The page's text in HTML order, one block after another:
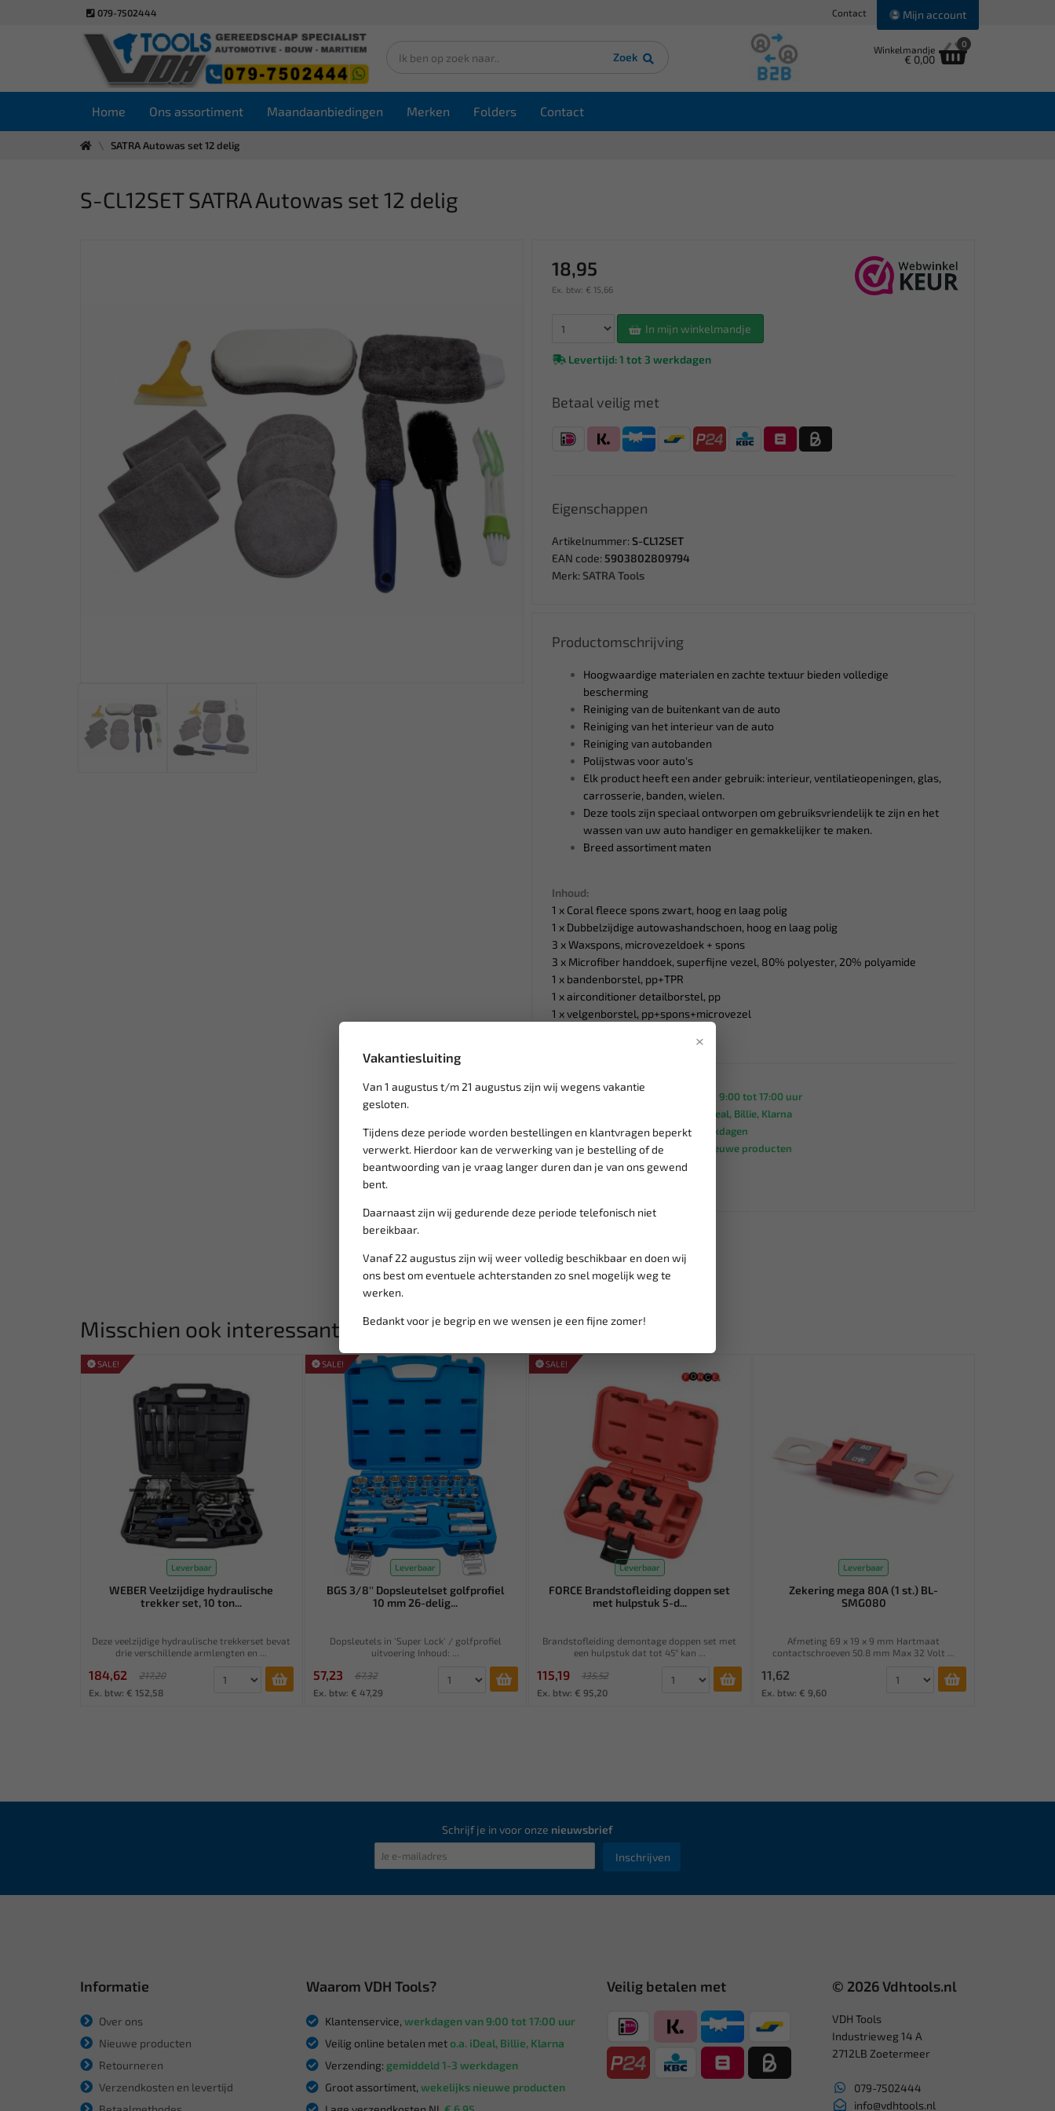
079-7502444 Contact Mijn account
Zoek
Winkelmandje
€ 0,00
0
Home Ons assortiment Maandaanbiedingen Merken Folders Contact
SATRA Autowas set 12 delig
×
Vakantiesluiting
Van 1 augustus t/m 21 augustus zijn wij wegens vakantie
gesloten.
Tijdens deze periode worden bestellingen en klantvragen beperkt
verwerkt. Hierdoor kan de verwerking van je bestelling of de
beantwoording van je vraag langer duren dan je van ons gewend
bent.
Daarnaast zijn wij gedurende deze periode telefonisch niet
bereikbaar.
Vanaf 22 augustus zijn wij weer volledig beschikbaar en doen wij
ons best om eventuele achterstanden zo snel mogelijk weg te
werken.
Bedankt voor je begrip en we wensen je een fijne zomer!
S-CL12SET SATRA Autowas set 12 delig
18,95
Ex. btw: € 15,66
In mijn winkelmandje
Levertijd: 1 tot 3 werkdagen
Betaal veilig met
Eigenschappen
Artikelnummer: S-CL12SET
EAN code: 5903802809794
Merk: SATRA Tools
Productomschrijving
Hoogwaardige materialen en zachte textuur bieden volledige
bescherming
Reiniging van de buitenkant van de auto
Reiniging van het interieur van de auto
Reiniging van autobanden
Polijstwas voor auto's
Elk product heeft een ander gebruik: interieur, ventilatieopeningen, glas,
carrosserie, banden, wielen.
Deze tools zijn speciaal ontworpen om gebruiksvriendelijk te zijn en het
wassen van uw auto handiger en gemakkelijker te maken.
Breed assortiment maten
Inhoud:
1 x Coral fleece spons zwart, hoog en laag polig
1 x Dubbelzijdige autowashandschoen, hoog en laag polig
3 x Waxspons, microvezeldoek + spons
3 x Microfiber handdoek, superfijne vezel, 80% polyester, 20% polyamide
1 x bandenborstel, pp+TPR
1 x airconditioner detailborstel, pp
1 x velgenborstel, pp+spons+microvezel
Klantenservice,
werkdagen van 9:00 tot 17:00 uur
o.a. iDeal, Billie, Klarna
Verzending:gemiddeld 1-3 werkdagen
Groot assortiment,wekelijks nieuwe producten
Lage verzendkosten NL€ 6,95
Misschien ook interessant:
SALE!
Leverbaar
WEBER Veelzijdige hydraulische
trekker set, 10 ton...
Deze veelzijdige hydraulische trekkerset bevat
drie verschillende armlengten en ...
184,62
217,20
Ex. btw: € 152,58
SALE!
Leverbaar
BGS 3/8'' Dopsleutelset golfprofiel
10 mm 26-delig...
Dopsleutels in 'Super Lock' / golfprofiel
uitvoering Inhoud: ...
57,23
67,32
Ex. btw: € 47,29
SALE!
Leverbaar
FORCE Brandstofleiding doppen set
met hulpstuk 5-d...
Brandstofleiding demontage doppen set met
een hulpstuk dat tot 45° kan ...
115,19
135,52
Ex. btw: € 95,20
Leverbaar
Zekering mega 80A (1 st.) BL-
SMG080
Afmeting 69 x 19 x 9 mm Hartmaat
contactschroeven 50.8 mm Max 32 Volt ...
11,62
Ex. btw: € 9,60
Schrijf je in voor onze nieuwsbrief
Inschrijven
Informatie
Over ons
Nieuwe producten
Retourneren
Verzendkosten en levertijd
Waarom VDH Tools?
Klantenservice, werkdagen van 9:00 tot 17:00 uur
Veilig online betalen meto.a. iDeal, Billie, Klarna
Verzending: gemiddeld 1-3 werkdagen
Groot assortiment, wekelijks nieuwe producten
Veilig betalen met © 2026 Vdhtools.nl
VDH Tools
Industrieweg 14 A
2712LB Zoetermeer
079-7502444
info@vdhtools.nl